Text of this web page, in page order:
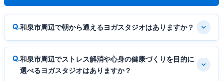
和泉市周辺で朝から通えるヨガスタジオはありますか？
和泉市周辺でストレス解消や心身の健康づくりを目的に
選べるヨガスタジオはありますか？